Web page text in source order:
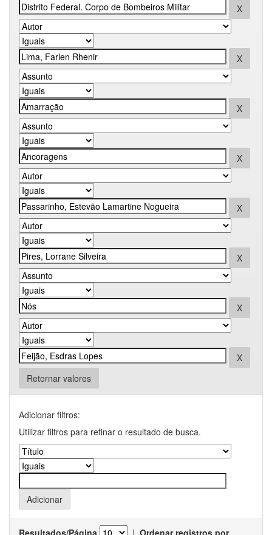
Retornar valores
Adicionar filtros:
Utilizar filtros para refinar o resultado de busca.
Resultados/Página | Ordenar registros por